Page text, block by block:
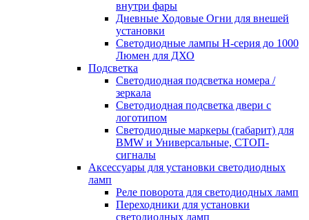
внутри фары
Дневные Ходовые Огни для внешей
установки
Светодиодные лампы H-серия до 1000
Люмен для ДХО
Подсветка
Светодиодная подсветка номера /
зеркала
Светодиодная подсветка двери с
логотипом
Светодиодные маркеры (габарит) для
BMW и Универсальные, СТОП-
сигналы
Аксессуары для установки светодиодных
ламп
Реле поворота для светодиодных ламп
Переходники для установки
светодиодных ламп